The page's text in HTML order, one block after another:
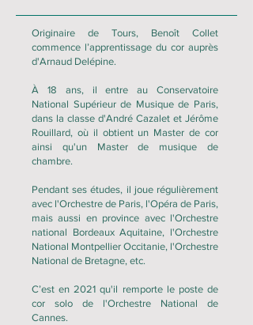
Originaire de Tours, Benoît Collet
commence l’apprentissage du cor auprès
d'Arnaud Delépine.
À 18 ans, il entre au Conservatoire
National Supérieur de Musique de Paris,
dans la classe d'André Cazalet et Jérôme
Rouillard, où il obtient un Master de cor
ainsi qu'un Master de musique de
chambre.
Pendant ses études, il joue régulièrement
avec l'Orchestre de Paris, l'Opéra de Paris,
mais aussi en province avec l'Orchestre
national Bordeaux Aquitaine, l'Orchestre
National Montpellier Occitanie, l'Orchestre
National de Bretagne, etc.
C’est en 2021 qu'il remporte le poste de
cor solo de l'Orchestre National de
Cannes.